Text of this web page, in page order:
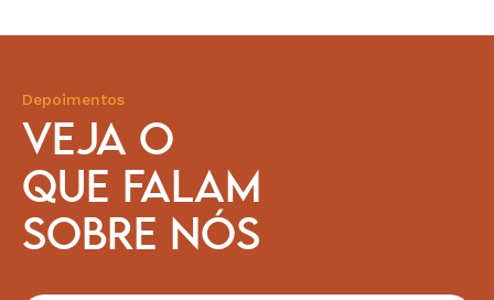
Depoimentos
VEJA O
QUE FALAM
SOBRE NÓS